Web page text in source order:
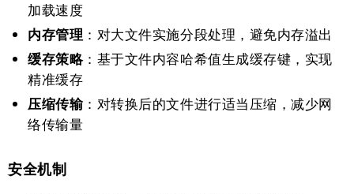
加载速度
内存管理 ：对大文件实施分段处理，避免内存溢出
缓存策略：基于文件内容哈希值生成缓存键，实现
精准缓存
压缩传输：对转换后的文件进行适当压缩，减少网
络传输量
安全机制